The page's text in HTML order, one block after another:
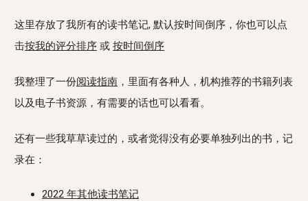
这里存放了我所有的读书笔记, 默认按时间倒序，你也可以点
击按我的评分排序 或 按时间倒序
我整理了一份阅读指南 ，里面有各种人，机构推荐的书籍列表
以及电子书资源，有需要的话也可以看看。
还有一些我草草读过的，或者觉得没有必要单独列出的书，记
录在：
2022 年其他读书笔记